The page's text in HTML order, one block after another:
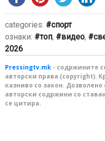
categories:
спорт
ознаки:
топ, видео,
2026
Pressingtv.mk - содржините
авторски права (copyright).
казниво со закон.
авторски содржини со
се цитира.